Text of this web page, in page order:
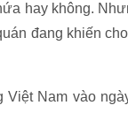
hay không.
đang khiến
Nam vào